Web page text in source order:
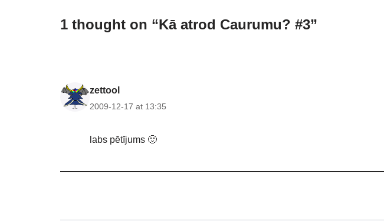
1 thought on “Kā atrod Caurumu? #3”
zettool
2009-12-17 at 13:35
labs pētījums 🙂